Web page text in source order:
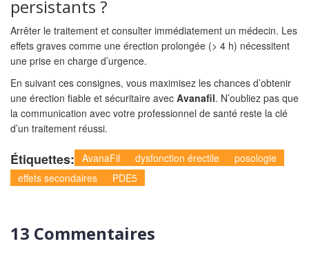
persistants ?
Arrêter le traitement et consulter immédiatement un médecin. Les
effets graves comme une érection prolongée (> 4 h) nécessitent
une prise en charge d’urgence.
En suivant ces consignes, vous maximisez les chances d’obtenir
une érection fiable et sécuritaire avec Avanafil. N’oubliez pas que
la communication avec votre professionnel de santé reste la clé
d’un traitement réussi.
Étiquettes: AvanaFil dysfonction érectile
posologie
effets secondaires
PDE5
13 Commentaires